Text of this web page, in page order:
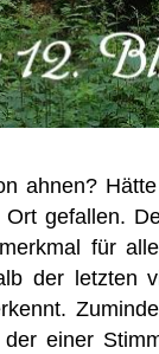
ahnen?
gefallen.
für
der letzten
einer